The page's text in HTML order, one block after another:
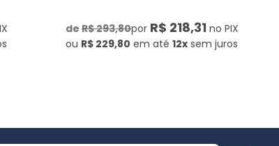
de R$ 293,80por R$ 218,31 no PIX
ou R$ 229,80 em até 12x sem juros